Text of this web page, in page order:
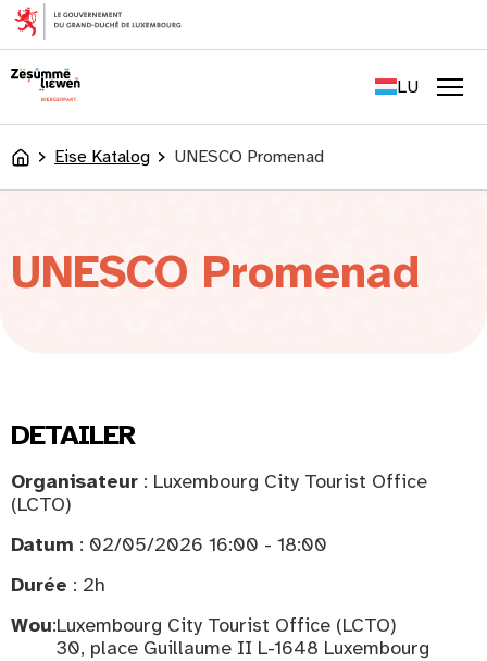
content
LU
DE
AccueilEise Katalog UNESCO Promenad
UNESCO Promenad
DETAILER
Organisateur : Luxembourg City Tourist Office
(LCTO)
Datum : 02/05/2026 16:00 - 18:00
Durée : 2h
Wou:Luxembourg City Tourist Office (LCTO)
30, place Guillaume II L-1648 Luxembourg